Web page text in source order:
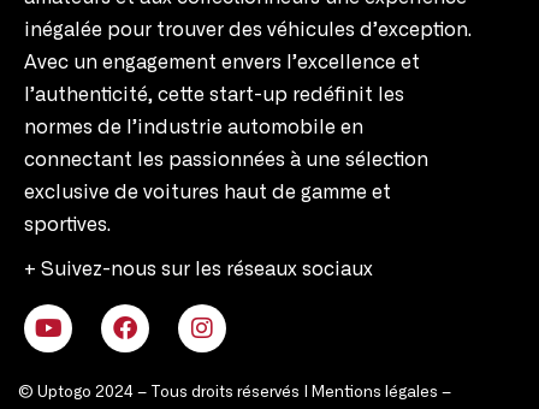
inégalée pour trouver des véhicules d’exception.
Avec un engagement envers l’excellence et
l’authenticité, cette start-up redéfinit les
normes de l’industrie automobile en
connectant les passionnées à une sélection
exclusive de voitures haut de gamme et
sportives.
+ Suivez-nous sur les réseaux sociaux
© Uptogo 2024 – Tous droits réservés | Mentions légales –